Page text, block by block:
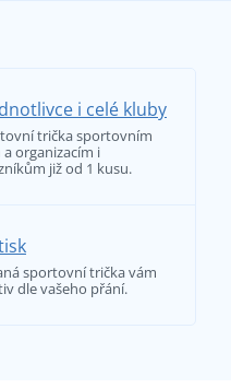
i celé kluby
trička sportovním
organizacím i
již od 1 kusu.
sportovní trička vám
dle vašeho přání.